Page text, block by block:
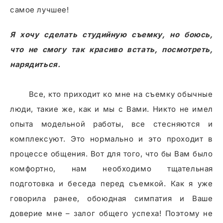
самое лучшее!
Я хочу сделать студийную съемку, но боюсь,
что не смогу так красиво встать, посмотреть,
нарядиться.
Все, кто приходит ко мне на съемку обычные
люди, такие же, как и мы с Вами. Никто не имел
опыта модельной работы, все стесняются и
комплексуют. Это нормально и это проходит в
процессе общения. Вот для того, что бы Вам было
комфортно, нам необходимо тщательная
подготовка и беседа перед съемкой. Как я уже
говорила ранее, обоюдная симпатия и Ваше
доверие мне – залог общего успеха! Поэтому не